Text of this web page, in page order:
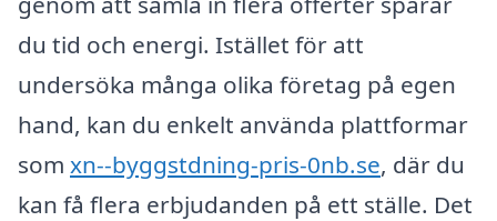
du tid och energi. Istället för att
undersöka många olika företag på egen
hand, kan du enkelt använda plattformar
som xn--byggstdning-pris-0nb.se, där du
kan få flera erbjudanden på ett ställe. Det